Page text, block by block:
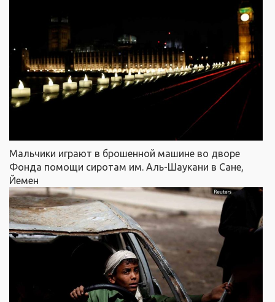
Мальчики играют в брошенной машине во дворе
Фонда помощи сиротам им. Аль-Шаукани в Сане,
Йемен